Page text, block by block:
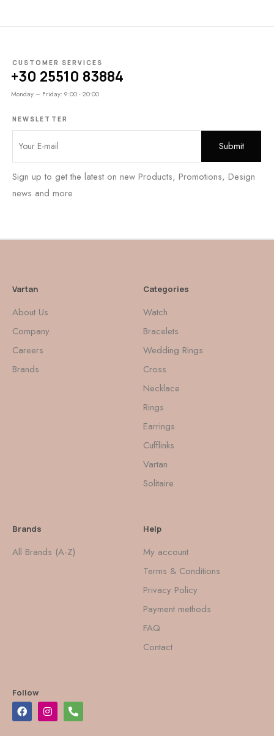
CUSTOMER SERVICES
+30 25510 83884
Monday – Friday: 9:00 - 20:00
NEWSLETTER
Sign up to get the latest on new Products, Promotions, Design
news and more
Vartan
About Us
Company
Careers
Brands
Categories
Watch
Bracelets
Wedding Rings
Cross
Necklace
Rings
Earrings
Cufflinks
Vartan
Solitaire
Brands
All Brands (A-Z)
Help
My account
Terms & Conditions
Privacy Policy
Payment methods
FAQ
Contact
Follow